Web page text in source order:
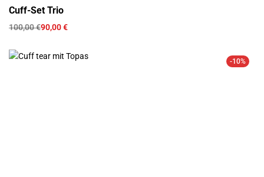
Сuff-Set Trio
100,00€90,00€
-10%